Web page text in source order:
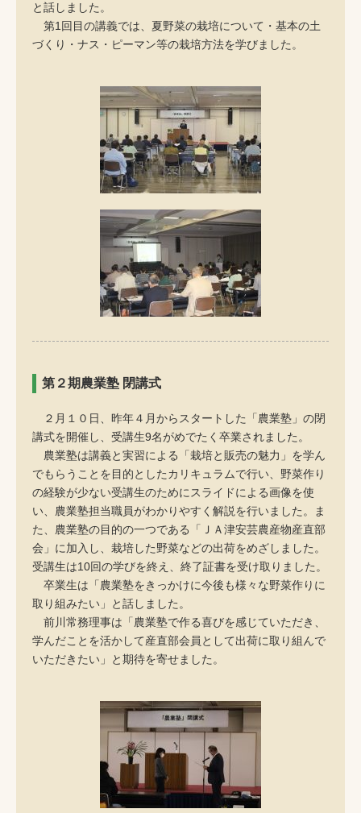
と話しました。
第1回目の講義では、夏野菜の栽培について・基本の土
づくり・ナス・ピーマン等の栽培方法を学びました。
第２期農業塾 閉講式
２月１０日、昨年４月からスタートした「農業塾」の閉
講式を開催し、受講生9名がめでたく卒業されました。
農業塾は講義と実習による「栽培と販売の魅力」を学ん
でもらうことを目的としたカリキュラムで行い、野菜作り
の経験が少ない受講生のためにスライドによる画像を使
い、農業塾担当職員がわかりやすく解説を行いました。ま
た、農業塾の目的の一つである「ＪＡ津安芸農産物産直部
会」に加入し、栽培した野菜などの出荷をめざしました。
受講生は10回の学びを終え、終了証書を受け取りました。
卒業生は「農業塾をきっかけに今後も様々な野菜作りに
取り組みたい」と話しました。
前川常務理事は「農業塾で作る喜びを感じていただき、
学んだことを活かして産直部会員として出荷に取り組んで
いただきたい」と期待を寄せました。